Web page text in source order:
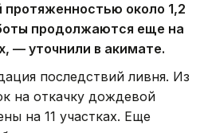
около 1,2
продолжаются еще на
— уточнили в акимате.
последствий ливня. Из
на откачку дождевой
на 11 участках. Еще